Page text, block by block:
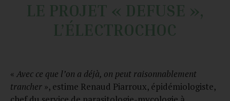
LE PROJET « DEFUSE »,
L’ÉLECTROCHOC
« Avec ce que l’on a déjà, on peut raisonnablement
trancher », estime Renaud Piarroux, épidémiologiste,